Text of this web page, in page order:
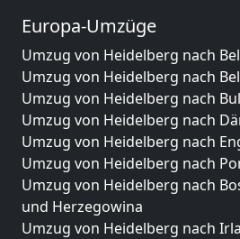
Europa-Umzüge
Umzug von Heidelberg nach
Umzug von Heidelberg nach
Umzug von Heidelberg nach
Umzug von Heidelberg nach
Umzug von Heidelberg nach
Umzug von Heidelberg nach
Umzug von Heidelberg nach
und Herzegowina
Umzug von Heidelberg nach